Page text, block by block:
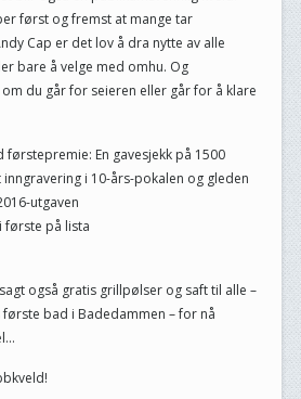
først og fremst at mange tar
Cap er det lov å dra nytte av alle
bare å velge med omhu. Og
du går for seieren eller går for å klare
førstepremie: En gavesjekk på 1500
i 10-års-pokalen og gleden
utgaven
første på lista
også gratis grillpølser og saft til alle –
bad i Badedammen – for nå